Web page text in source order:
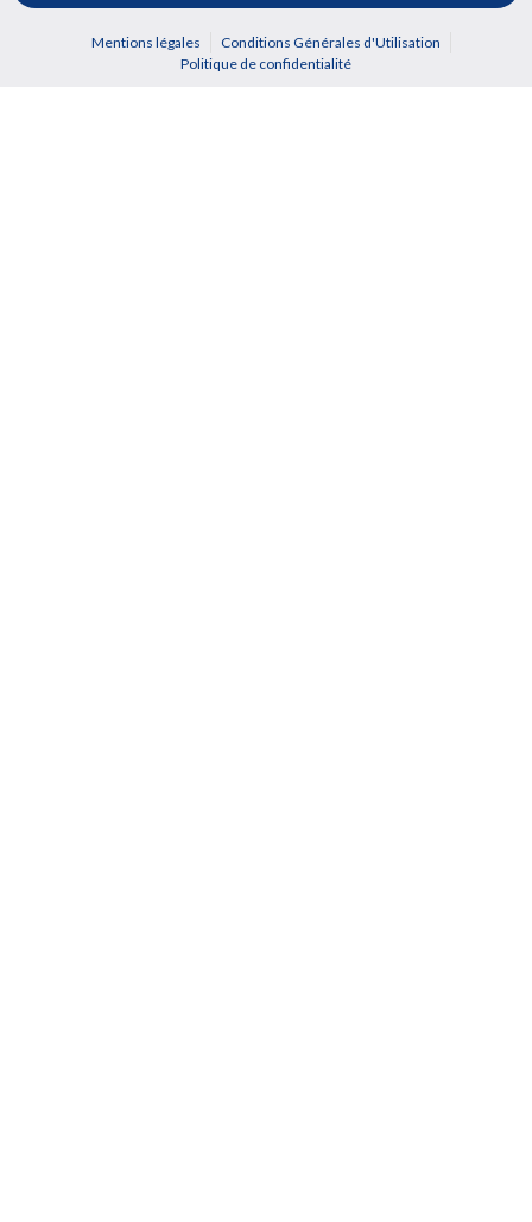
Mentions légales
Conditions Générales d'Utilisation
Politique de confidentialité